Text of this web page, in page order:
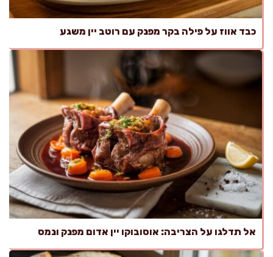
כבד אווז על פילה בקר מפנק עם רוטב יין משגע
אל תדלגו על הצריבה: אוסובוקו יין אדום מפנק ונמס